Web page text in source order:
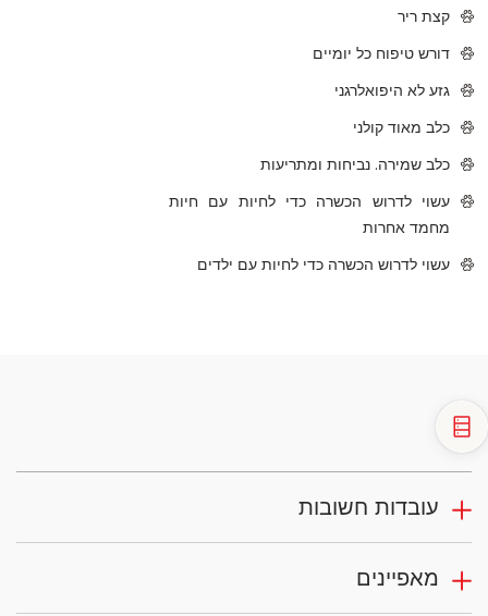
קצת ריר
דורש טיפוח כל יומיים
גזע לא היפואלרגני
כלב מאוד קולני
כלב שמירה. נביחות ומתריעות
עשוי לדרוש הכשרה כדי לחיות עם חיות
מחמד אחרות
עשוי לדרוש הכשרה כדי לחיות עם ילדים
עובדות חשובות
מאפיינים